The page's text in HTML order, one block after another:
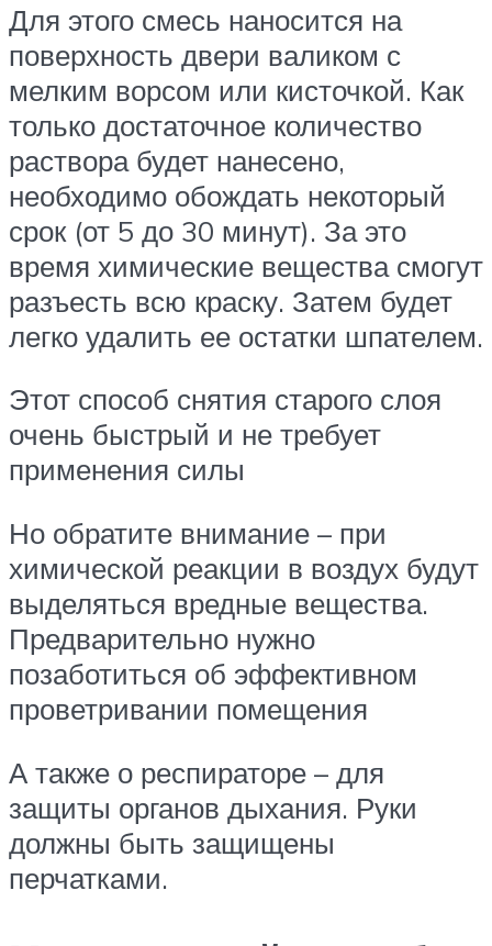
Для этого смесь наносится на
поверхность двери валиком с
мелким ворсом или кисточкой. Как
только достаточное количество
раствора будет нанесено,
необходимо обождать некоторый
срок (от 5 до 30 минут). За это
время химические вещества смогут
разъесть всю краску. Затем будет
легко удалить ее остатки шпателем.
Этот способ снятия старого слоя
очень быстрый и не требует
применения силы
Но обратите внимание – при
химической реакции в воздух будут
выделяться вредные вещества.
Предварительно нужно
позаботиться об эффективном
проветривании помещения
А также о респираторе – для
защиты органов дыхания. Руки
должны быть защищены
перчатками.